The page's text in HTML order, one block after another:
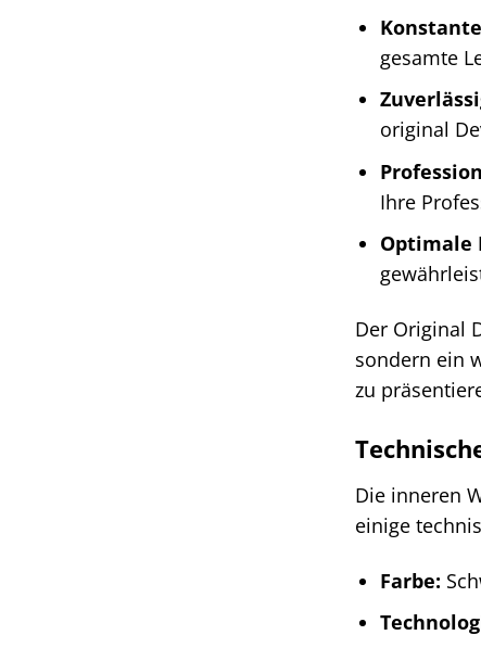
gesamte
original
Ihre
Optimale
Der Original
sondern ein
zu
Die inneren
einige
Farbe: